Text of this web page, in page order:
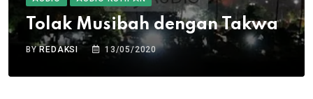
Tolak Musibah dengan Takwa
BYREDAKSI 13/05/2020